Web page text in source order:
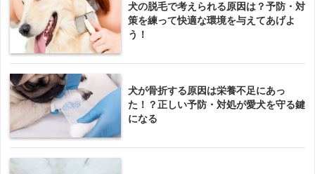
犬の脱毛で考えられる原因は？予防・対
策を練って快適な環境を与えてあげよ
う！
犬が骨折する原因は栄養不足にあっ
た！？正しい予防・対処が愛犬を守る鍵
になる